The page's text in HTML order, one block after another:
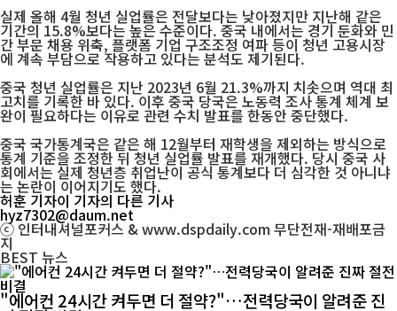
실제 올해 4월 청년 실업률은 전달보다는 낮아졌지만 지난해 같은
기간의 15.8%보다는 높은 수준이다. 중국 내에서는 경기 둔화와 민
간 부문 채용 위축, 플랫폼 기업 구조조정 여파 등이 청년 고용시장
에 계속 부담으로 작용하고 있다는 분석도 제기된다.
중국 청년 실업률은 지난 2023년 6월 21.3%까지 치솟으며 역대 최
고치를 기록한 바 있다. 이후 중국 당국은 노동력 조사 통계 체계 보
완이 필요하다는 이유로 관련 수치 발표를 한동안 중단했다.
중국 국가통계국은 같은 해 12월부터 재학생을 제외하는 방식으로
통계 기준을 조정한 뒤 청년 실업률 발표를 재개했다. 당시 중국 사
회에서는 실제 청년층 취업난이 공식 통계보다 더 심각한 것 아니냐
는 논란이 이어지기도 했다.
허훈 기자이 기자의 다른 기사
hyz7302@daum.net
ⓒ 인터내셔널포커스 & www.dspdaily.com 무단전재-재배포금
지
BEST 뉴스
"에어컨 24시간 켜두면 더 절약?"…전력당국이 알려준 진